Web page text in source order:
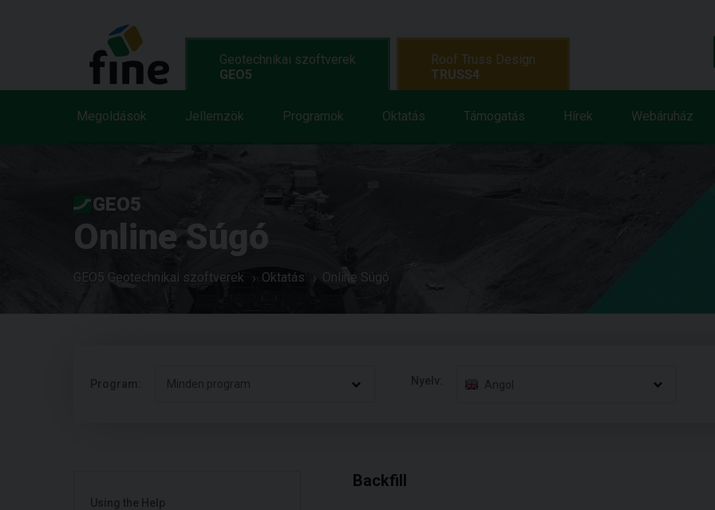
Geotechnikai szoftverek
GEO5
Megoldások Jellemzök Programok Oktatás Támogatás Hírek Webáruház
Roof Truss Design
TRUSS4
GEO5
Online Súgó
GEO5 Geotechnikai szoftverek Oktatás Online Súgó
Program: Minden program Nyelv: Angol
Using the Help
Backfill